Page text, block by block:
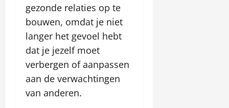
gezonde relaties op te
bouwen, omdat je niet
langer het gevoel hebt
dat je jezelf moet
verbergen of aanpassen
aan de verwachtingen
van anderen.